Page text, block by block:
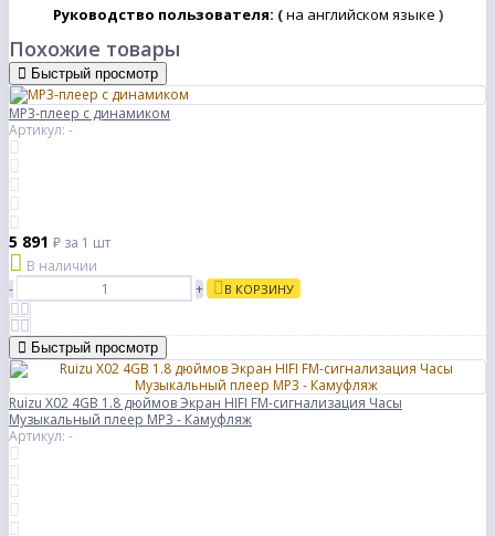
Руководство пользователя: (на английском языке )
Похожие товары
Быстрый просмотр
MP3-плеер с динамиком
Артикул: -
5 891 ₽ за 1 шт
В наличии
-
+ В КОРЗИНУ
Быстрый просмотр
Ruizu X02 4GB 1.8 дюймов Экран HIFI FM-сигнализация Часы
Музыкальный плеер MP3 - Камуфляж
Артикул: -